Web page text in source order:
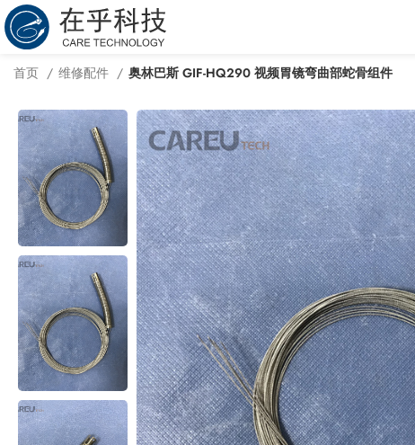
首页 维修配件 奥林巴斯 GIF-HQ290 视频胃镜弯曲部蛇骨组件